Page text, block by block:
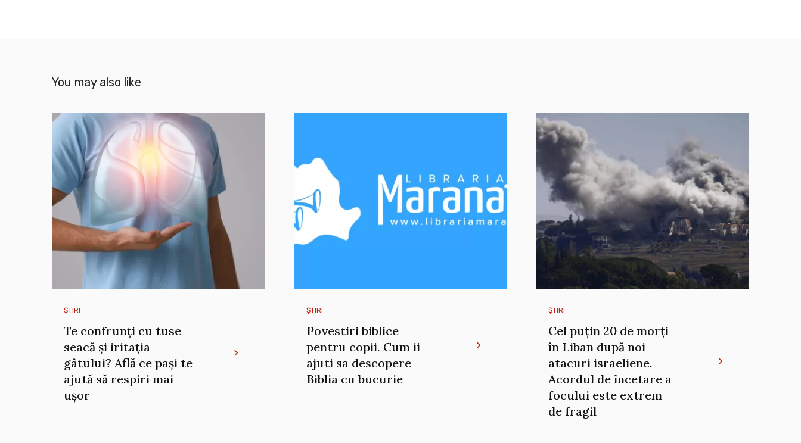
You may also like
ȘTIRI
Te confrunți cu tuse
seacă și iritația
gâtului? Află ce pași te
ajută să respiri mai
ușor
ȘTIRI
Povestiri biblice
pentru copii. Cum ii
ajuti sa descopere
Biblia cu bucurie
ȘTIRI
Cel puțin 20 de morți
în Liban după noi
atacuri israeliene.
Acordul de încetare a
focului este extrem
de fragil